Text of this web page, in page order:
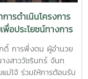
รดำเนินโครงการ
อประโยชน์ทางการ
ดิ์ การพึ่งตน ผู้อำนวย
งสาววัชรินทร์ จันท
โจ้ ร่วมให้การต้อนรับ